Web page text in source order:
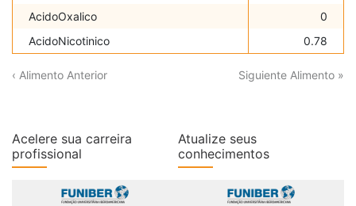
AcidoOxalico
0
AcidoNicotinico
0.78
‹ Alimento Anterior Siguiente Alimento »
Acelere sua carreira
profissional
Atualize seus
conhecimentos